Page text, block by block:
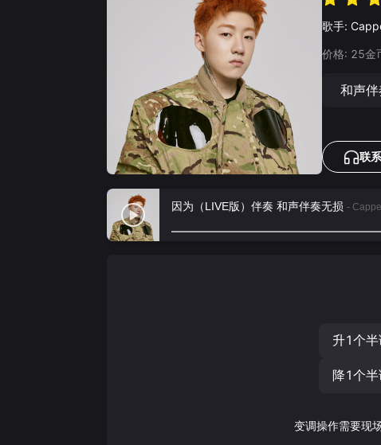
歌手:
价格: 25金
和声伴
联
因为（LIVE版）伴奏 和声伴奏无损 -
升1个半
降1个半
变调操作需要现